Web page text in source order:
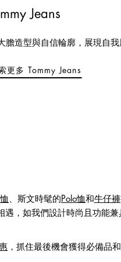
Jeans
膽造型與自信輪廓，展現自我
更多 Tommy Jeans
T恤 、斯文時髦的 Polo恤和牛仔褲
遇，如我們設計時尚且功能兼
，抓住最後機會獲得必備品和